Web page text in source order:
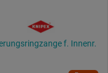
f. Innenr.